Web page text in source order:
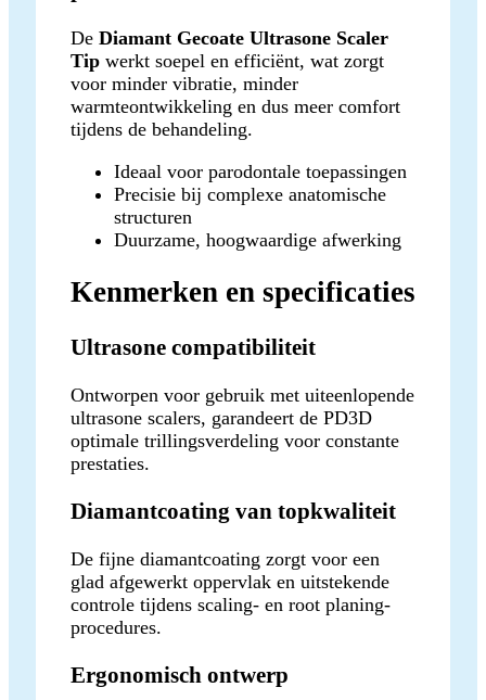
De Diamant Gecoate Ultrasone Scaler
Tip werkt soepel en efficiënt, wat zorgt
voor minder vibratie, minder
warmteontwikkeling en dus meer comfort
tijdens de behandeling.
Ideaal voor parodontale toepassingen
Precisie bij complexe anatomische
structuren
Duurzame, hoogwaardige afwerking
Kenmerken en specificaties
Ultrasone compatibiliteit
Ontworpen voor gebruik met uiteenlopende
ultrasone scalers, garandeert de PD3D
optimale trillingsverdeling voor constante
prestaties.
Diamantcoating van topkwaliteit
De fijne diamantcoating zorgt voor een
glad afgewerkt oppervlak en uitstekende
controle tijdens scaling- en root planing-
procedures.
Ergonomisch ontwerp